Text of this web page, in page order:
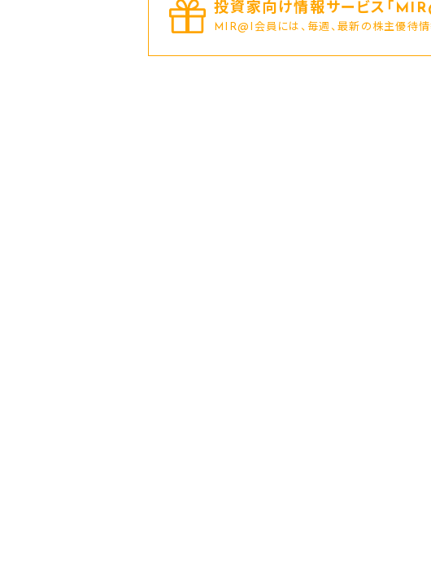
投資家向け情報サービス｢
MIR@I会員には、毎週、最新の株主優待情